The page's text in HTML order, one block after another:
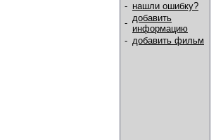
- нашли ошибку?
- добавить
информацию
- добавить фильм